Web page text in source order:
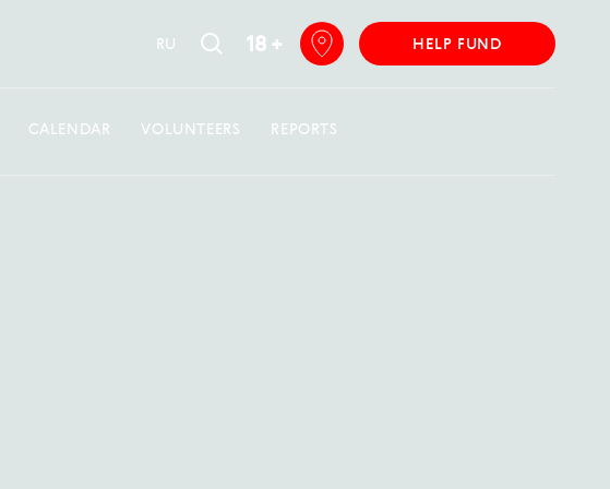
CALENDAR VOLUNTEERS REPORTS
RU 18 + HELP FUND